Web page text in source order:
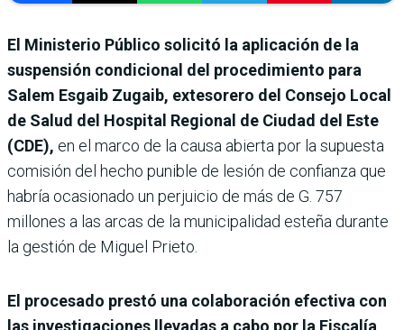
El Ministerio Público solicitó la aplicación de la
suspensión condicional del procedimiento para
Salem Esgaib Zugaib, extesorero del Consejo Local
de Salud del Hospital Regional de Ciudad del Este
(CDE), en el marco de la causa abierta por la supuesta
comisión del hecho punible de lesión de confianza que
habría ocasionado un perjuicio de más de G. 757
millones a las arcas de la municipalidad esteña durante
la gestión de Miguel Prieto.
El procesado prestó una colaboración efectiva con